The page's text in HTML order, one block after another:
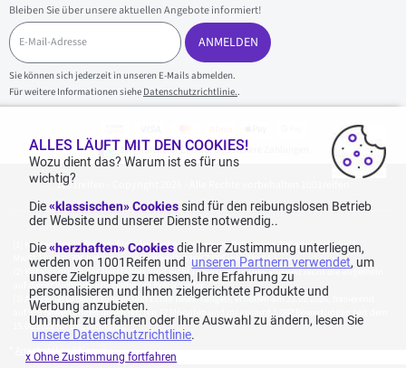
Bleiben Sie über unsere aktuellen Angebote informiert!
E
-
M
a
i
l
ANMELDEN
Sie können sich jederzeit in unseren E-Mails abmelden.
Für weitere Informationen siehe Datenschutzrichtlinie..
100 % sicherer Einkauf und sichere Zahlungen
1001reifen - Copyright 2026 - Alle Rechte vorbehalten 1001reifen
Kostenlose Lieferung: für jeden Einkauf mit einem Betrag von 70€ oder mehr (inkl.
MwSt.) (unter 70€ betragen die Versandkosten 7,90€ inkl. MwSt.).
Katalogpreise des Herstellers sind nicht rabattierbar. Dies spiegelt nicht die allgemein
auf dieser Webseite angegebenen Preise wider.
Aggregierte Bewertungen von Echte Bewertungen, erhoben am 23.02.2026, basierend
auf 939 Bewertungen in den letzten 12 Monaten und insgesamt 1.082 Bewertungen seit dem
15.06.2022 für Deutschland.
Angebotskonditionen
ALLES LÄUFT MIT DEN COOKIES!
Wozu dient das? Warum ist es für uns
wichtig?
Die«klassischen» Cookiessind für den reibungslosen Betrieb
der Website und unserer Dienste notwendig..
Die«herzhaften» Cookies die Ihrer Zustimmung unterliegen,
werden von 1001Reifen und unseren Partnern verwendet, um
unsere Zielgruppe zu messen, Ihre Erfahrung zu
personalisieren und Ihnen zielgerichtete Produkte und
Werbung anzubieten.
Um mehr zu erfahren oder Ihre Auswahl zu ändern, lesen Sie
unsere Datenschutzrichtlinie.
x Ohne Zustimmung fortfahren